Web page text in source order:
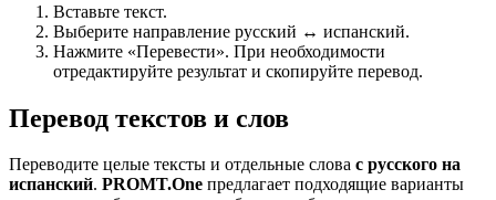
Вставьте текст.
Выберите направление русский ↔ испанский.
Нажмите «Перевести». При необходимости
отредактируйте результат и скопируйте перевод.
Перевод текстов и слов
Переводите целые тексты и отдельные слова с русского на
испанский. PROMT.One предлагает подходящие варианты